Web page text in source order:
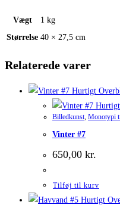
Vægt
1 kg
Størrelse 40 × 27,5 cm
Relaterede varer
Hurtigt
Billedkunst Monotypi
Vinter #7
650,00 kr.
Tilføj til kurv
Hurtigt